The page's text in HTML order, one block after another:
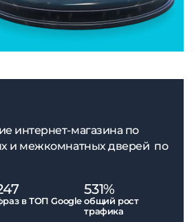
интернет-магазина по
и межкомнатных дверей по
в ТОП Google
531%
общий рост
трафика